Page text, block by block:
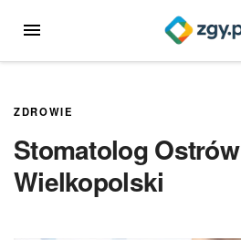
MENU
ZDROWIE
Stomatolog Ostrów
Wielkopolski